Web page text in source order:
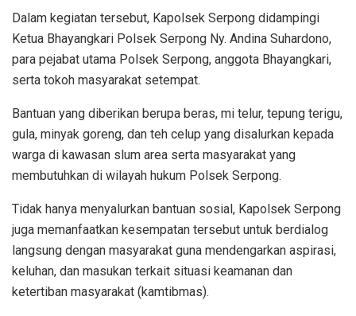
Dalam kegiatan tersebut, Kapolsek Serpong didampingi
Ketua Bhayangkari Polsek Serpong Ny. Andina Suhardono,
para pejabat utama Polsek Serpong, anggota Bhayangkari,
serta tokoh masyarakat setempat.
Bantuan yang diberikan berupa beras, mi telur, tepung terigu,
gula, minyak goreng, dan teh celup yang disalurkan kepada
warga di kawasan slum area serta masyarakat yang
membutuhkan di wilayah hukum Polsek Serpong.
Tidak hanya menyalurkan bantuan sosial, Kapolsek Serpong
juga memanfaatkan kesempatan tersebut untuk berdialog
langsung dengan masyarakat guna mendengarkan aspirasi,
keluhan, dan masukan terkait situasi keamanan dan
ketertiban masyarakat (kamtibmas).